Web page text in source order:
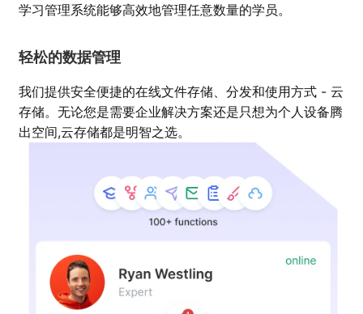
学习管理系统能够高效地管理任意数量的学员。
轻松的数据管理
我们提供安全便捷的在线文件存储、分发和使用方式 - 云
存储。无论您是需要企业解决方案还是只想为个人设备腾
出空间,云存储都是明智之选。